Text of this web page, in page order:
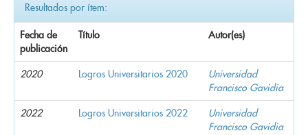
Resultados por ítem:
Fecha de
publicación
Título Autor(es)
2020 Logros Universitarios 2020
Universidad
Francisco Gavidia
2022 Logros Universitarios 2022
Universidad
Francisco Gavidia